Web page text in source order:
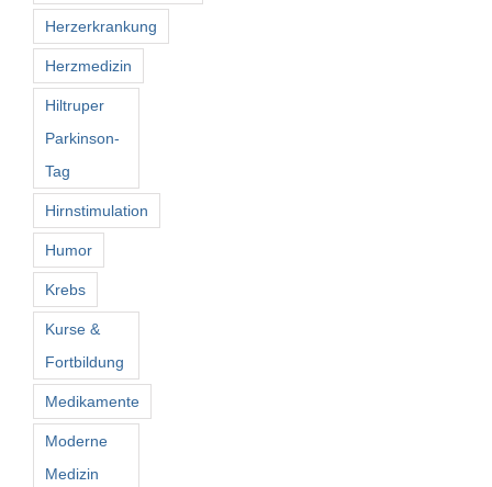
Herzerkrankung
Herzmedizin
Hiltruper
Parkinson-
Tag
Hirnstimulation
Humor
Krebs
Kurse &
Fortbildung
Medikamente
Moderne
Medizin